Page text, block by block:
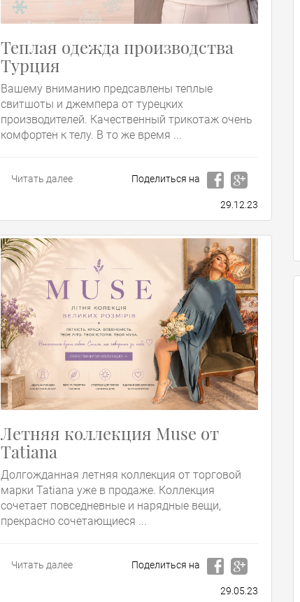
Теплая одежда производства
Турция
Вашему вниманию предсавлены теплые
свитшоты и джемпера от турецких
производителей. Качественный трикотаж очень
комфортен к телу. В то же время ...
Читать далее Поделиться на
29.12.23
Летняя коллекция Muse от
Tatiana
Долгожданная летняя коллекция от торговой
марки Tatiana уже в продаже. Коллекция
сочетает повседневные и нарядные вещи,
прекрасно сочетающиеся ...
Читать далее Поделиться на
29.05.23